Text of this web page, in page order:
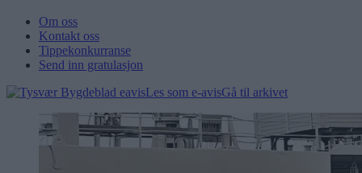
Om oss
Kontakt oss
Tippekonkurranse
Send inn gratulasjon
Les som e-avisGå til arkivet